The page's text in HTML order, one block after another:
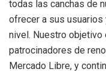
todas las canchas de
ofrecer a sus
nivel. Nuestro objetivo
patrocinadores de
Mercado Libre, y